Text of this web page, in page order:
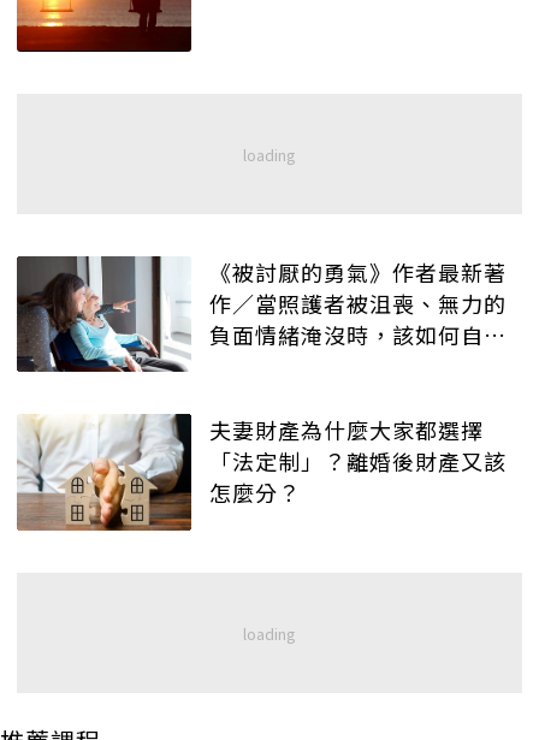
《被討厭的勇氣》作者最新著
作／當照護者被沮喪、無力的
負面情緒淹沒時，該如何自
夫妻財產為什麼大家都選擇
「法定制」？離婚後財產又該
怎麼分？